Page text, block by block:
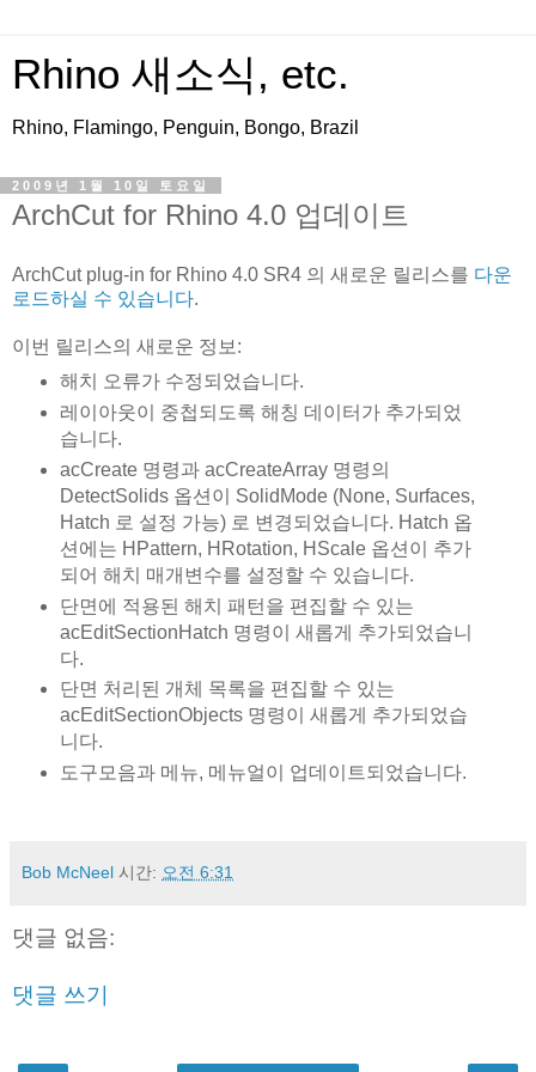
Rhino 새소식, etc.
Rhino, Flamingo, Penguin, Bongo, Brazil
2009년 1월 10일 토요일
ArchCut for Rhino 4.0 업데이트
ArchCut plug-in for Rhino 4.0 SR4 의 새로운 릴리스를 다운
로드하실 수 있습니다.
이번 릴리스의 새로운 정보:
해치 오류가 수정되었습니다.
레이아웃이 중첩되도록 해칭 데이터가 추가되었
습니다.
acCreate 명령과 acCreateArray 명령의
DetectSolids 옵션이 SolidMode (None, Surfaces,
Hatch 로 설정 가능) 로 변경되었습니다. Hatch 옵
션에는 HPattern, HRotation, HScale 옵션이 추가
되어 해치 매개변수를 설정할 수 있습니다.
단면에 적용된 해치 패턴을 편집할 수 있는
acEditSectionHatch 명령이 새롭게 추가되었습니
다.
단면 처리된 개체 목록을 편집할 수 있는
acEditSectionObjects 명령이 새롭게 추가되었습
니다.
도구모음과 메뉴, 메뉴얼이 업데이트되었습니다.
Bob McNeel 시간: 오전 6:31
댓글 없음:
댓글 쓰기